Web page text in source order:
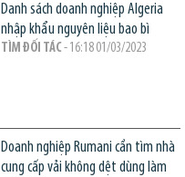
Danh sách doanh nghiệp Algeria
nhập khẩu nguyên liệu bao bì
TÌM ĐỐI TÁC - 16:18 01/03/2023
Doanh nghiệp Rumani cần tìm nhà
cung cấp vải không dệt dùng làm